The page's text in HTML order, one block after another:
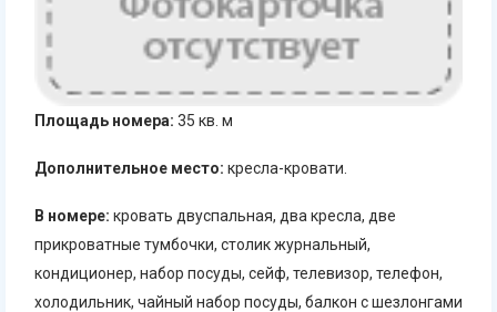
Площадь номера: 35 кв. м
Дополнительное место: кресла-кровати.
В номере: кровать двуспальная, два кресла, две
прикроватные тумбочки, столик журнальный,
кондиционер, набор посуды, сейф, телевизор, телефон,
холодильник, чайный набор посуды, балкон с шезлонгами